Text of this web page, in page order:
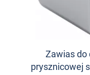
Zawias do
prysznicowej